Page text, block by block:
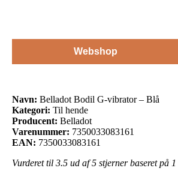
Webshop
Navn: Belladot Bodil G-vibrator – Blå
Kategori: Til hende
Producent: Belladot
Varenummer: 7350033083161
EAN: 7350033083161
Vurderet til 3.5 ud af 5 stjerner baseret på 1